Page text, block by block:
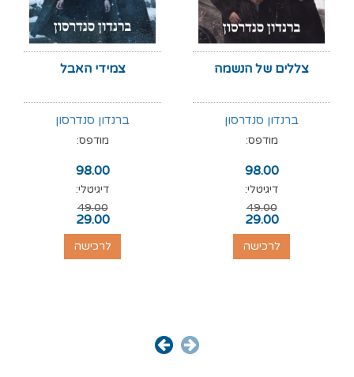
צללים של הנשמה
ברנדון סנדרסון
מודפס:
98.00
דיגיטלי:
49.00
29.00
לרכישה
צמידי האבל
ברנדון סנדרסון
מודפס:
98.00
דיגיטלי:
49.00
29.00
לרכישה